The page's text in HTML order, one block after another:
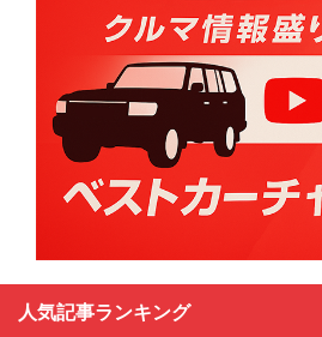
人気記事ランキング